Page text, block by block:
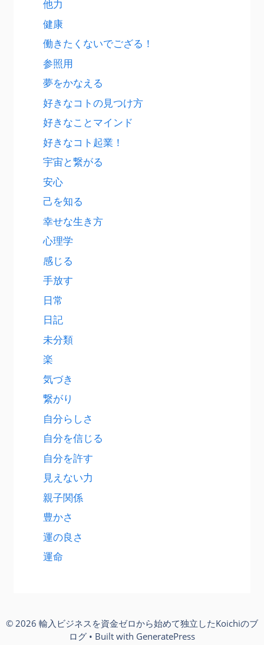
他力
健康
働きたくないでござる！
参照用
夢をかなえる
好きなコトの見つけ方
好きなことマインド
好きなコト起業！
宇宙と繋がる
安心
己を知る
幸せな生き方
心理学
感じる
手放す
日常
日記
未分類
楽
気づき
繋がり
自分らしさ
自分を信じる
自分を許す
見えない力
親子関係
豊かさ
運の良さ
運命
© 2026 輸入ビジネスを資金ゼロから始めて独立したKoichiのブ
ログ • Built with GeneratePress